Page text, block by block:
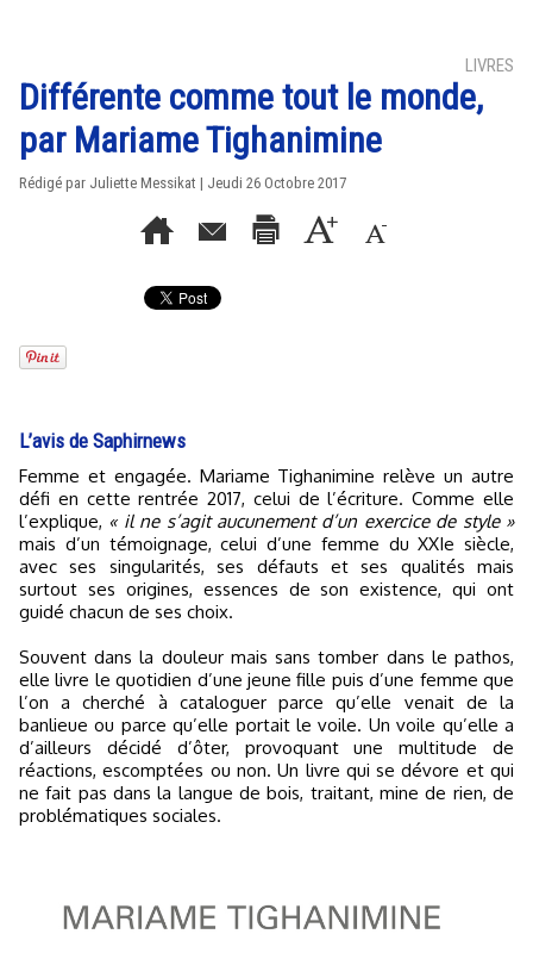
LIVRES
Différente comme tout le monde,
par Mariame Tighanimine
Rédigé par Juliette Messikat | Jeudi 26 Octobre 2017
L’avis de Saphirnews
Femme et engagée. Mariame Tighanimine relève un autre
défi en cette rentrée 2017, celui de l’écriture. Comme elle
l’explique, « il ne s’agit aucunement d’un exercice de style »
mais d’un témoignage, celui d’une femme du XXIe siècle,
avec ses singularités, ses défauts et ses qualités mais
surtout ses origines, essences de son existence, qui ont
guidé chacun de ses choix.
Souvent dans la douleur mais sans tomber dans le pathos,
elle livre le quotidien d’une jeune fille puis d’une femme que
l’on a cherché à cataloguer parce qu’elle venait de la
banlieue ou parce qu’elle portait le voile. Un voile qu’elle a
d’ailleurs décidé d’ôter, provoquant une multitude de
réactions, escomptées ou non. Un livre qui se dévore et qui
ne fait pas dans la langue de bois, traitant, mine de rien, de
problématiques sociales.